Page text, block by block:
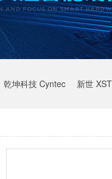
乾坤科技 Cyntec 新世